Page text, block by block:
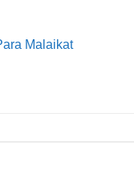
Malaikat